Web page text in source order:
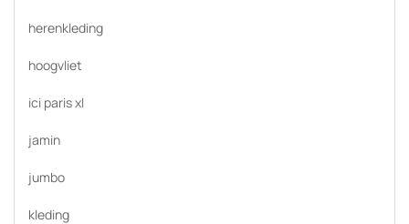
herenkleding
hoogvliet
ici paris xl
jamin
jumbo
kleding